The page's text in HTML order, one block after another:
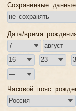
Сохранённые
Дата/время
: :
Часовой пояс